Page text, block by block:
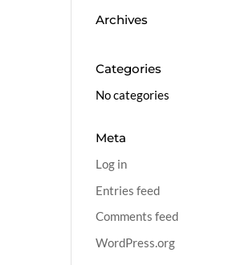
Archives
Categories
No categories
Meta
Log in
Entries feed
Comments feed
WordPress.org